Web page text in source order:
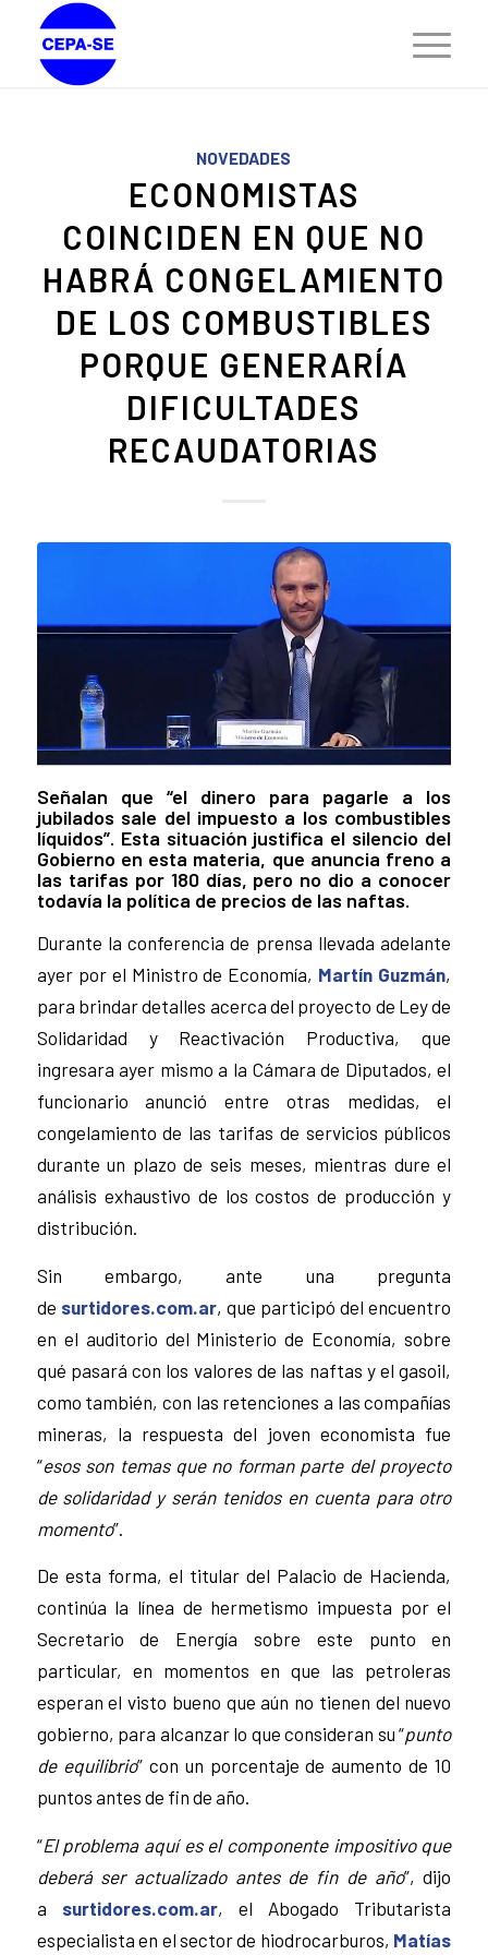
NOVEDADES
ECONOMISTAS
COINCIDEN EN QUE NO
HABRÁ CONGELAMIENTO
DE LOS COMBUSTIBLES
PORQUE GENERARÍA
DIFICULTADES
RECAUDATORIAS
Señalan que “el dinero para pagarle a los
jubilados sale del impuesto a los combustibles
líquidos”. Esta situación justifica el silencio del
Gobierno en esta materia, que anuncia freno a
las tarifas por 180 días, pero no dio a conocer
todavía la política de precios de las naftas.
Durante la conferencia de prensa llevada adelante
ayer por el Ministro de Economía, Martín Guzmán,
para brindar detalles acerca del proyecto de Ley de
Solidaridad y Reactivación Productiva, que
ingresara ayer mismo a la Cámara de Diputados, el
funcionario anunció entre otras medidas, el
congelamiento de las tarifas de servicios públicos
durante un plazo de seis meses, mientras dure el
análisis exhaustivo de los costos de producción y
distribución.
Sin embargo, ante una pregunta
de surtidores.com.ar, que participó del encuentro
en el auditorio del Ministerio de Economía, sobre
qué pasará con los valores de las naftas y el gasoil,
como también, con las retenciones a las compañías
mineras, la respuesta del joven economista fue
“esos son temas que no forman parte del proyecto
de solidaridad y serán tenidos en cuenta para otro
momento”.
De esta forma, el titular del Palacio de Hacienda,
continúa la línea de hermetismo impuesta por el
Secretario de Energía sobre este punto en
particular, en momentos en que las petroleras
esperan el visto bueno que aún no tienen del nuevo
gobierno, para alcanzar lo que consideran su “punto
de equilibrio” con un porcentaje de aumento de 10
puntos antes de fin de año.
“El problema aquí es el componente impositivo que
deberá ser actualizado antes de fin de año”, dijo
a surtidores.com.ar, el Abogado Tributarista
especialista en el sector de hiodrocarburos, Matías